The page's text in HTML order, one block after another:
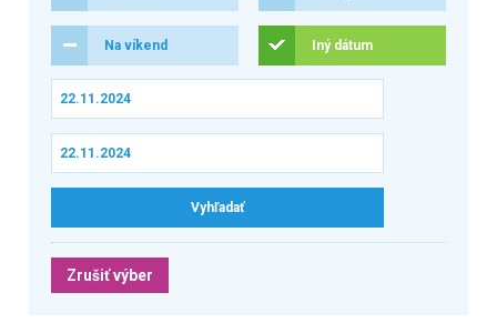
Na víkend Iný dátum
Zrušiť výber